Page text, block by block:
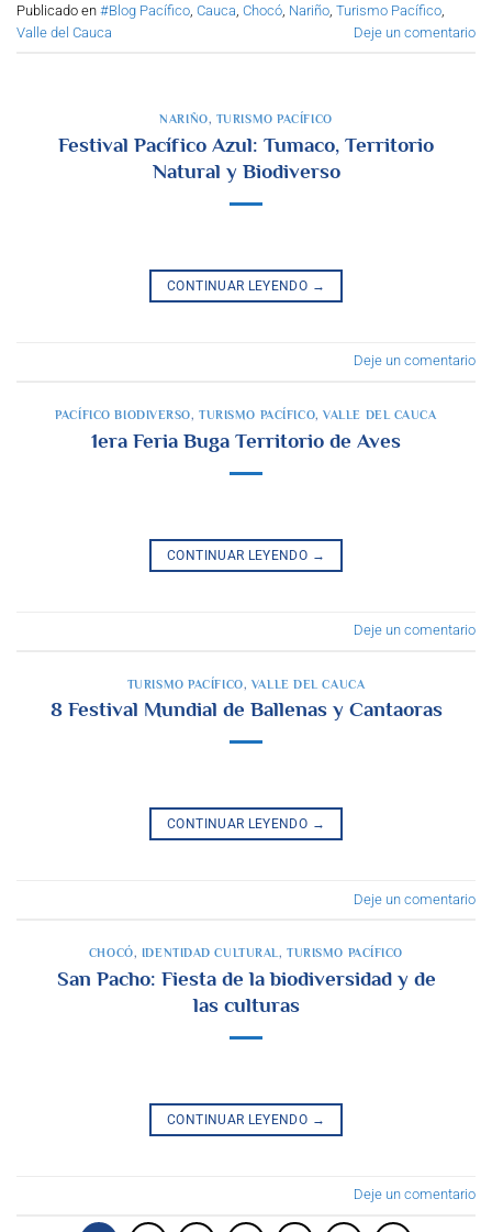
Publicado en #Blog Pacífico Cauca Chocó Nariño Turismo Pacífico
Valle del Cauca
Deje un comentario
NARIÑO, TURISMO PACÍFICO
Festival Pacífico Azul: Tumaco, Territorio
Natural y Biodiverso
CONTINUAR LEYENDO →
Deje un comentario
PACÍFICO BIODIVERSO,TURISMO PACÍFICO,VALLE DEL CAUCA
1era Feria Buga Territorio de Aves
CONTINUAR LEYENDO →
Deje un comentario
TURISMO PACÍFICO, VALLE DEL CAUCA
8 Festival Mundial de Ballenas y Cantaoras
CONTINUAR LEYENDO →
Deje un comentario
CHOCÓ, IDENTIDAD CULTURAL ,TURISMO PACÍFICO
San Pacho: Fiesta de la biodiversidad y de
las culturas
CONTINUAR LEYENDO →
Deje un comentario